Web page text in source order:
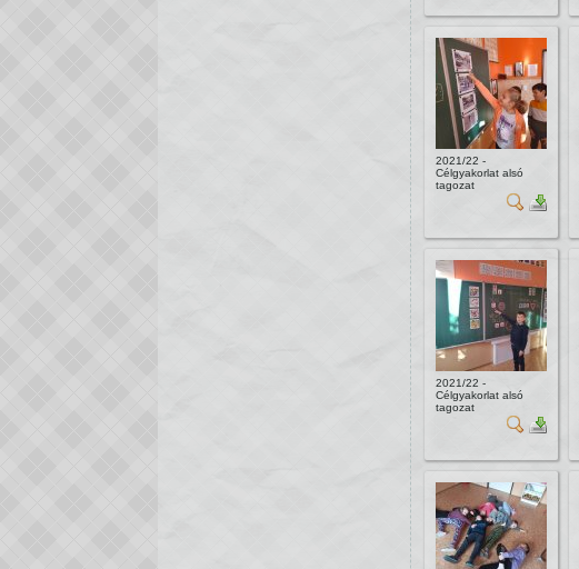
2021/22 -
Célgyakorlat alsó
tagozat
2021/22 -
Célgyakorlat alsó
tagozat